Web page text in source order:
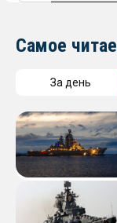
Самое
За день